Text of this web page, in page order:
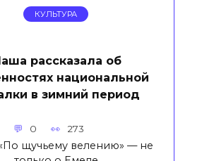
КУЛЬТУРА
рассказала об
национальной
в зимний период
0 273
щучьему велению» — не